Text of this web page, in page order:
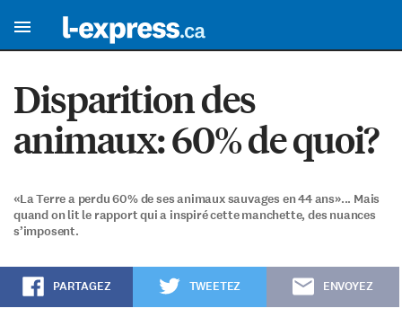
Disparition des
animaux: 60% de quoi?
«La Terre a perdu 60% de ses animaux sauvages en 44 ans»... Mais
quand on lit le rapport qui a inspiré cette manchette, des nuances
s’imposent.
PARTAGEZ TWEETEZ ENVOYEZ